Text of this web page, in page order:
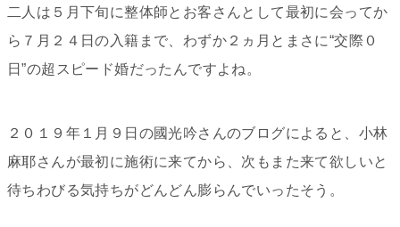
二人は５月下旬に整体師とお客さんとして最初に会ってか
ら７月２４日の入籍まで、わずか２ヵ月とまさに“交際０
日”の超スピード婚だったんですよね。
２０１９年１月９日の國光吟さんのブログによると、小林
麻耶さんが最初に施術に来てから、次もまた来て欲しいと
待ちわびる気持ちがどんどん膨らんでいったそう。